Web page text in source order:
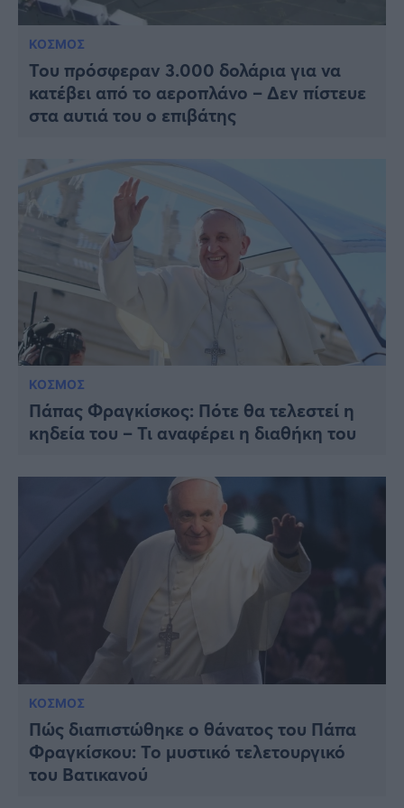
ΚΟΣΜΟΣ
Του πρόσφεραν 3.000 δολάρια για να
κατέβει από το αεροπλάνο – Δεν πίστευε
στα αυτιά του ο επιβάτης
ΚΟΣΜΟΣ
Πάπας Φραγκίσκος: Πότε θα τελεστεί η
κηδεία του – Τι αναφέρει η διαθήκη του
ΚΟΣΜΟΣ
Πώς διαπιστώθηκε ο θάνατος του Πάπα
Φραγκίσκου: Το μυστικό τελετουργικό
του Βατικανού